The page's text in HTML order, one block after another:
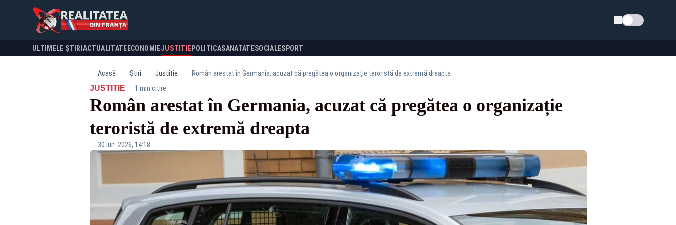
Schimba tema
ULTIMELE ȘTIRI ACTUALITATE ECONOMIEJUSTITIEPOLITICASANATATESOCIALESPORT
Acasă Știri Justitie Român arestat în Germania, acuzat că pregătea o organizație teroristă de extremă dreapta
JUSTITIE· 1 min citire
Român arestat în Germania, acuzat că pregătea o organizație
teroristă de extremă dreapta
30 iun. 2026, 14:18